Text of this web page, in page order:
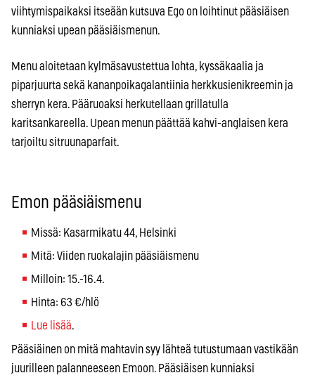
viihtymispaikaksi itseään kutsuva Ego on loihtinut pääsiäisen
kunniaksi upean pääsiäismenun.
Menu aloitetaan kylmäsavustettua lohta, kyssäkaalia ja
piparjuurta sekä kananpoikagalantiinia herkkusienikreemin ja
sherryn kera. Pääruoaksi herkutellaan grillatulla
karitsankareella. Upean menun päättää kahvi-anglaisen kera
tarjoiltu sitruunaparfait.
Emon pääsiäismenu
Missä: Kasarmikatu 44, Helsinki
Mitä: Viiden ruokalajin pääsiäismenu
Milloin: 15.-16.4.
Hinta: 63 €/hlö
Lue lisää.
Pääsiäinen on mitä mahtavin syy lähteä tutustumaan vastikään
juurilleen palanneeseen Emoon. Pääsiäisen kunniaksi